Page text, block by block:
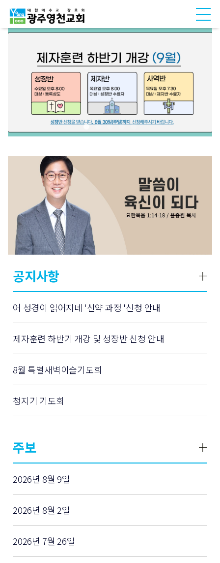
공지사항
어 성경이 읽어지네 '신약 과정 '신청 안내
제자훈련 하반기 개강 및 성장반 신청 안내
8월 특별새벽이슬기도회
청지기 기도회
주보
2026년 8월 9일
2026년 8월 2일
2026년 7월 26일